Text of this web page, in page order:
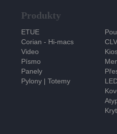
Produkty
ETUE
Corian - Hi-macs
Video
Písmo
Panely
Pylony | Totemy